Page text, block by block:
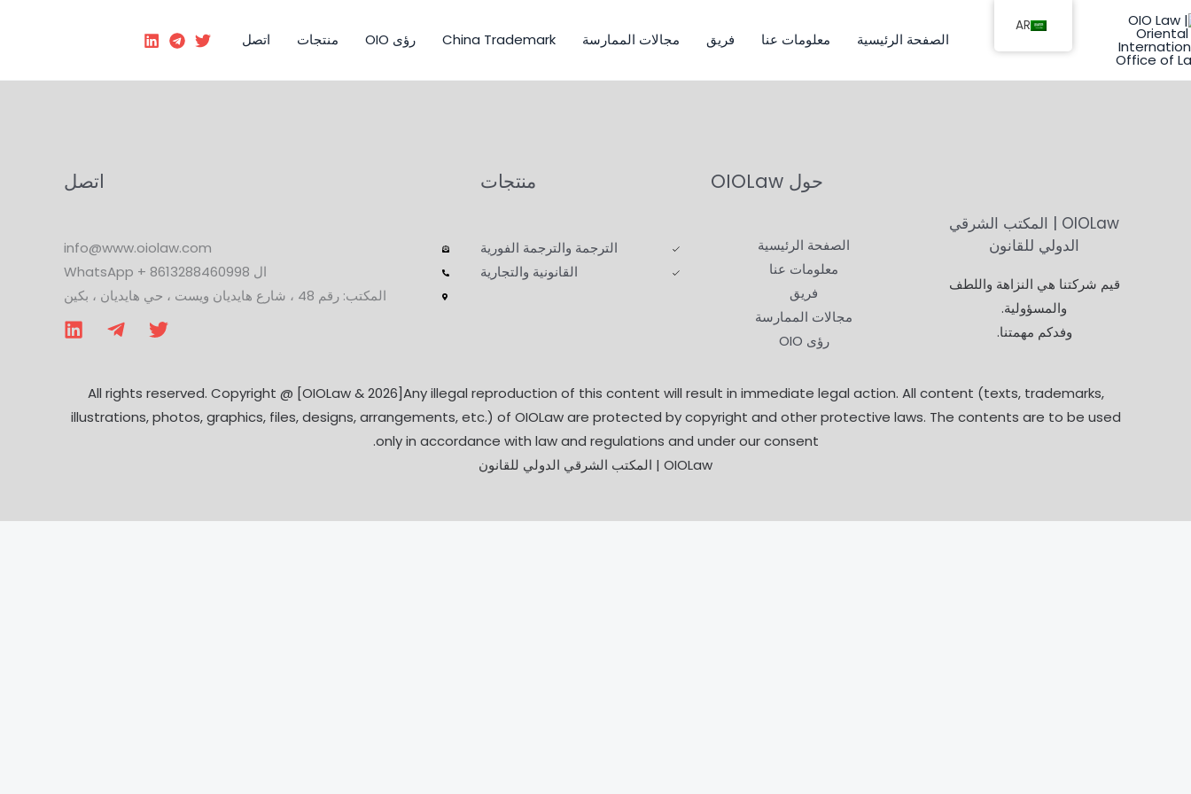
تخطي
إلى
المحتوى
الصفحة الرئيسية معلومات عنا فريق مجالات الممارسة China Trademark رؤى OIO منتجات اتصل
OIOLaw | المكتب الشرقي
الدولي للقانون
قيم شركتنا هي النزاهة واللطف
والمسؤولية.
وفدكم مهمتنا.
حول OIOLaw
الصفحة الرئيسية
معلومات عنا
فريق
مجالات الممارسة
رؤى OIO
منتجات
الترجمة والترجمة الفورية
القانونية والتجارية
اتصل
info@www.oiolaw.com
ال WhatsApp + 8613288460998
المكتب: رقم 48 ، شارع هايديان ويست ، حي هايديان ، بكين
All rights reserved. Copyright @ [OIOLaw & 2026]Any illegal reproduction of this content will result in immediate legal action. All content (texts, trademarks,
illustrations, photos, graphics, files, designs, arrangements, etc.) of OIOLaw are protected by copyright and other protective laws. The contents are to be used
only in accordance with law and regulations and under our consent.
OIOLaw | المكتب الشرقي الدولي للقانون
AR